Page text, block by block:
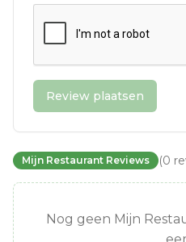
Review plaatsen
Mijn Restaurant Reviews (0
Nog geen Mijn